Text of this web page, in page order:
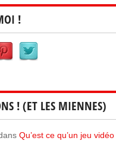
!
! (ET LES MIENNES)
Qu’est ce qu’un jeu vidéo